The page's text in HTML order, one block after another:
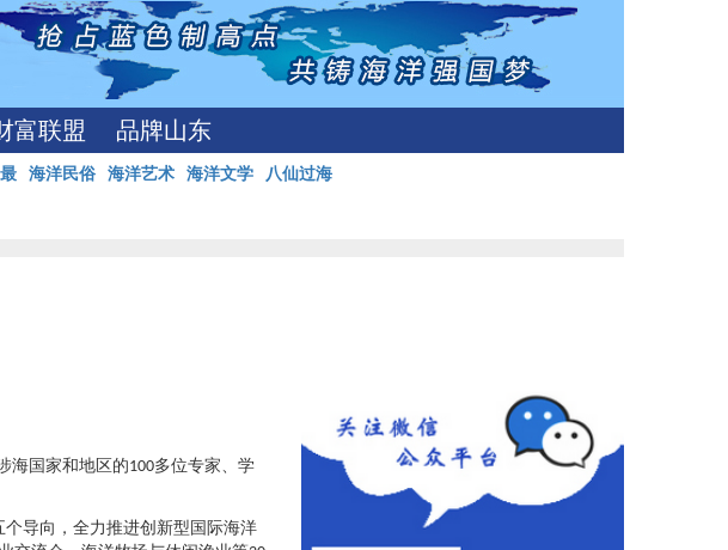
富联盟 品牌山东
海洋民俗 海洋艺术 海洋文学 八仙过海
海国家和地区的100多位专家、学
个导向，全力推进创新型国际海洋